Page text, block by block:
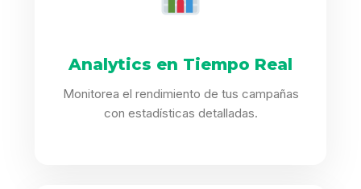
Analytics en Tiempo Real
Monitorea el rendimiento de tus campañas
con estadísticas detalladas.